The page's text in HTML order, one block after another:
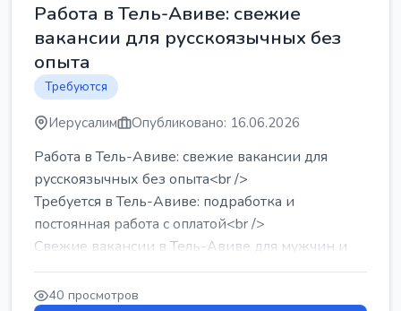
Работа в Тель-Авиве: свежие
вакансии для русскоязычных без
опыта
Требуются
Иерусалим Опубликовано: 16.06.2026
Работа в Тель-Авиве: свежие вакансии для
русскоязычных без опыта<br />
Требуется в Тель-Авиве: подработка и
постоянная работа с оплатой<br />
Свежие вакансии в Тель-Авиве для мужчин и
женщин от хозя...
40 просмотров